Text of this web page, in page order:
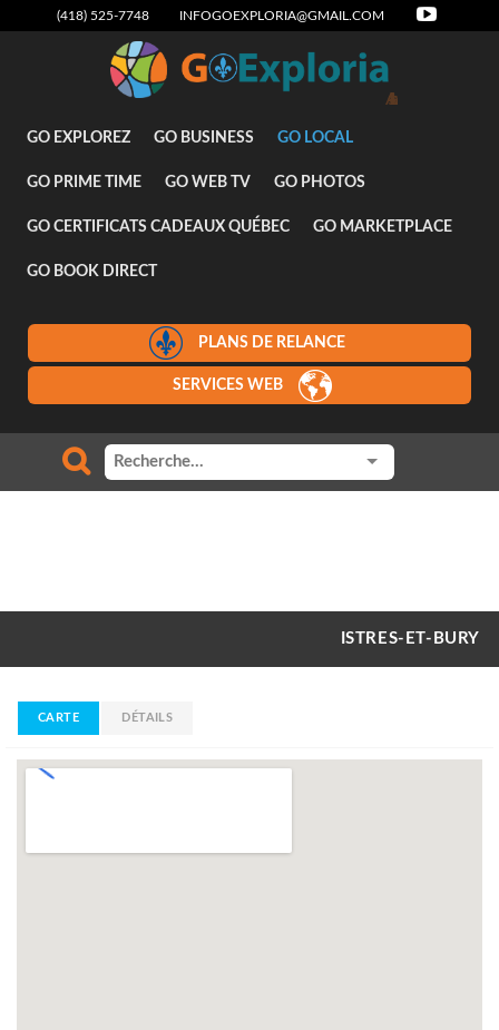
(418) 525-7748 INFOGOEXPLORIA@GMAIL.COM
Attraits
GO EXPLOREZ GO BUSINESS GO LOCAL
GO PRIME TIME GO WEB TV GO PHOTOS
GO CERTIFICATS CADEAUX QUÉBEC GO MARKETPLACE
GO BOOK DIRECT
PLANS DE RELANCE
SERVICES WEB
ISTRES-ET-BURY
CARTE DÉTAILS